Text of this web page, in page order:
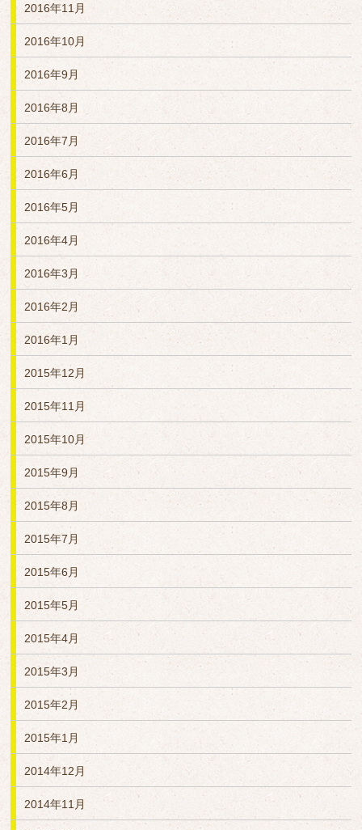
2016年11月
2016年10月
2016年9月
2016年8月
2016年7月
2016年6月
2016年5月
2016年4月
2016年3月
2016年2月
2016年1月
2015年12月
2015年11月
2015年10月
2015年9月
2015年8月
2015年7月
2015年6月
2015年5月
2015年4月
2015年3月
2015年2月
2015年1月
2014年12月
2014年11月